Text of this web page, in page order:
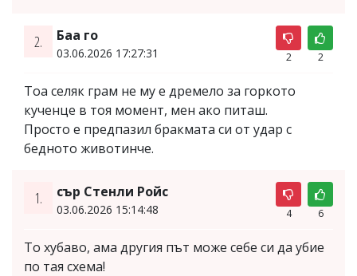
2. Баа го
03.06.2026 17:27:31 2 2
Тоа селяк грам не му е дремело за горкото
кученце в тоя момент, мен ако питаш.
Просто е предпазил бракмата си от удар с
бедното животинче.
1. сър Стенли Ройс
03.06.2026 15:14:48 4 6
То хубаво, ама другия път може себе си да убие
по тая схема!